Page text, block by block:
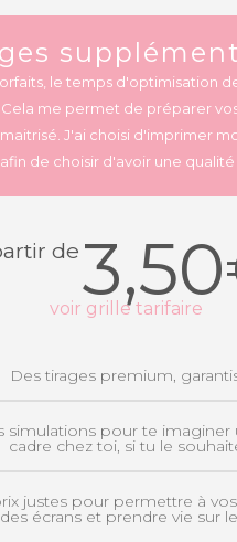
le temps d'optimisation
Cela me permet de préparer
J'ai choisi d'imprimer
de choisir d'avoir une qualité
de
voir grille tarifaire
Des tirages premium,
simulations pour te imaginer
cadre chez toi, si tu le
justes pour permettre à
écrans et prendre vie sur